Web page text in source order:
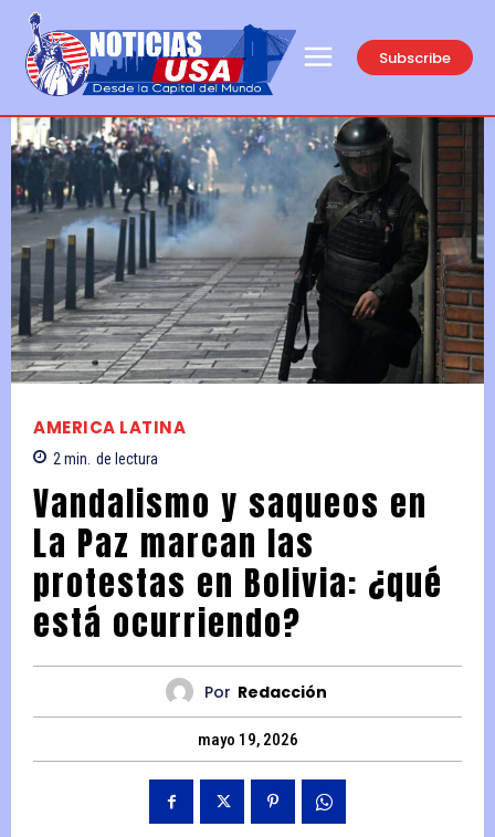
Subscribe
AMERICA LATINA
2 min. de lectura
Vandalismo y saqueos en
La Paz marcan las
protestas en Bolivia: ¿qué
está ocurriendo?
Por Redacción
mayo 19, 2026